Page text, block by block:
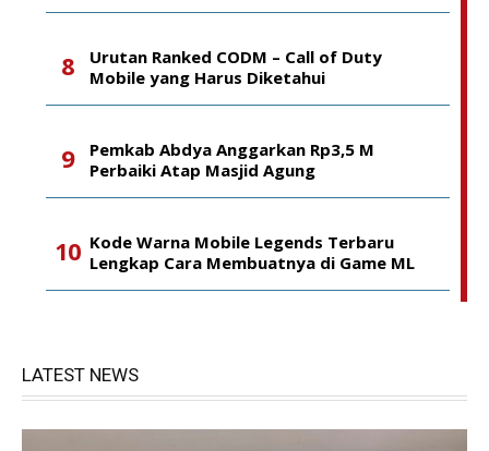
Urutan Ranked CODM – Call of Duty
Mobile yang Harus Diketahui
Pemkab Abdya Anggarkan Rp3,5 M
Perbaiki Atap Masjid Agung
Kode Warna Mobile Legends Terbaru
Lengkap Cara Membuatnya di Game ML
LATEST NEWS